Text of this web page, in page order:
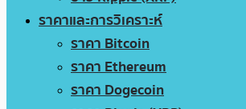
ราคาและการวิเคราะห์
ราคา Bitcoin
ราคา Ethereum
ราคา Dogecoin